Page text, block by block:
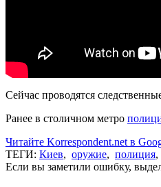
Сейчас проводятся
Ранее в столичном метро
Читайте Korrespondent.net в
ТЕГИ: Киев, оружие, полиция,
Если вы заметили ошибку,